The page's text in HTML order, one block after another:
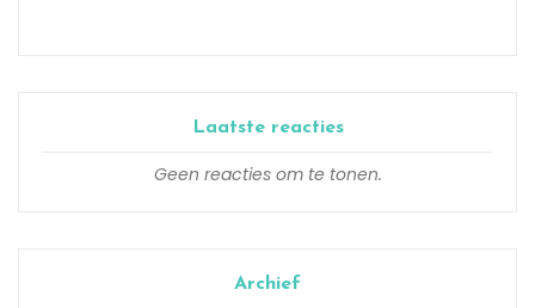
Laatste reacties
Geen reacties om te tonen.
Archief